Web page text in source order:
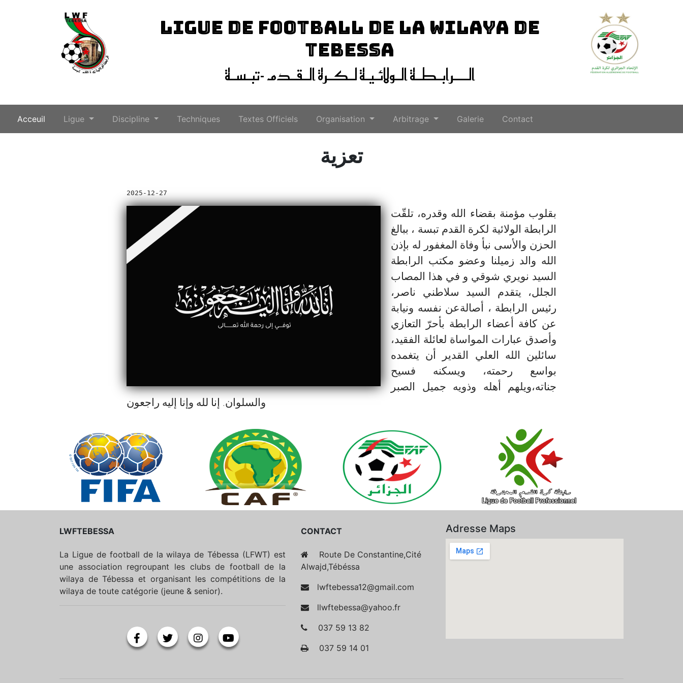
LIGUE DE FOOTBALL DE LA WILAYA DE
TEBESSA
الـــرابـطـة الـولائـيـة لـكـرة الـقـدم -تبـسـة
Acceuil (current)
Ligue Discipline Techniques Textes Officiels Organisation Arbitrage Galerie Contact
تعزية
2025-12-27
بقلوب مؤمنة بقضاء الله وقدره، تلقّت
الرابطة الولائية لكرة القدم تبسة ، ببالغ
الحزن والأسى نبأ وفاة المغفور له بإذن
الله والد زميلنا وعضو مكتب الرابطة
السيد نويري شوقي و في هذا المصاب
الجلل، يتقدم السيد سلاطني ناصر،
رئيس الرابطة ، أصالةعن نفسه ونيابة
عن كافة أعضاء الرابطة بأحرّ التعازي
وأصدق عبارات المواساة لعائلة الفقيد،
سائلين الله العلي القدير أن يتغمده
بواسع رحمته، ويسكنه فسيح
جناته،ويلهم أهله وذويه جميل الصبر
والسلوان. إنا لله وإنا إليه راجعون
LWFTEBESSA
La Ligue de football de la wilaya de Tébessa (LFWT) est
une association regroupant les clubs de football de la
wilaya de Tébessa et organisant les compétitions de la
wilaya de toute catégorie (jeune & senior).
CONTACT
Route De Constantine,Cité
Alwajd,Tébéssa
lwftebessa12@gmail.com
llwftebessa@yahoo.fr
037 59 13 82
037 59 14 01
Adresse Maps